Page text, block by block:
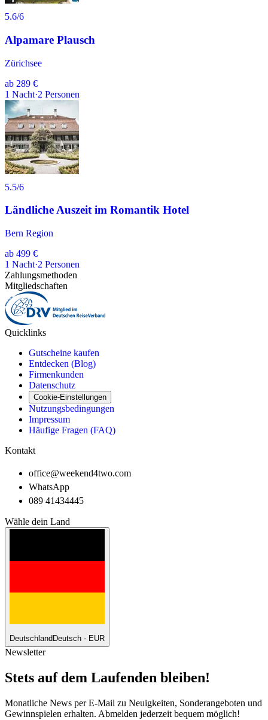
5.6/6
Alpamare Plausch
Zürichsee
ab 289 €
1 Nacht·2 Personen
5.5/6
Ländliche Auszeit im Romantik Hotel
Bern Region
ab 499 €
1 Nacht·2 Personen
Zahlungsmethoden
Mitgliedschaften
Quicklinks
Gutscheine kaufen
Entdecken (Blog)
Firmenkunden
Datenschutz
Cookie-Einstellungen
Nutzungsbedingungen
Impressum
Häufige Fragen (FAQ)
Kontakt
office@weekend4two.com
WhatsApp
089 41434445
Wähle dein Land
Deutschland Deutsch - EUR
Newsletter
Stets auf dem Laufenden bleiben!
Monatliche News per E-Mail zu Neuigkeiten, Sonderangeboten und
Gewinnspielen erhalten. Abmelden jederzeit bequem möglich!